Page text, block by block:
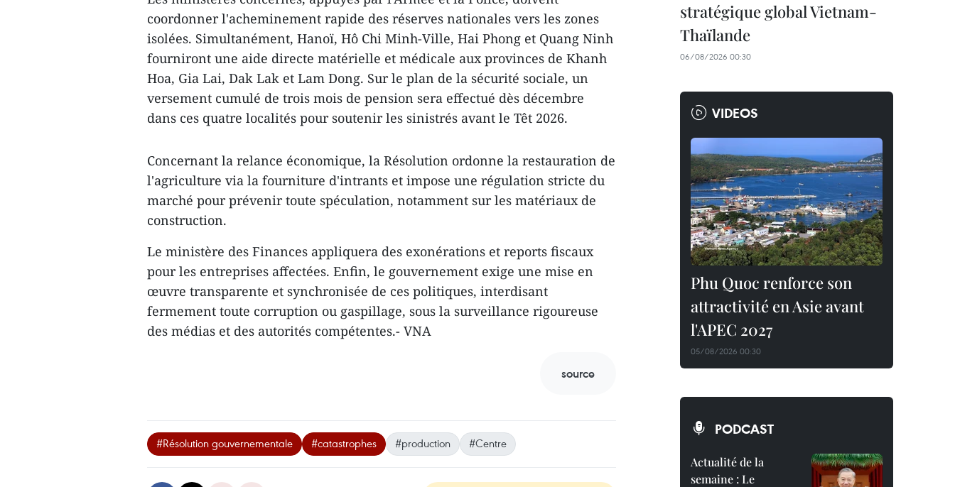
coordonner l'acheminement rapide des réserves nationales vers les zones
isolées. Simultanément, Hanoï, Hô Chi Minh-Ville, Hai Phong et Quang Ninh
fourniront une aide directe matérielle et médicale aux provinces de Khanh
Hoa, Gia Lai, Dak Lak et Lam Dong. Sur le plan de la sécurité sociale, un
versement cumulé de trois mois de pension sera effectué dès décembre
dans ces quatre localités pour soutenir les sinistrés avant le Têt 2026.
Concernant la relance économique, la Résolution ordonne la restauration de
l'agriculture via la fourniture d'intrants et impose une régulation stricte du
marché pour prévenir toute spéculation, notamment sur les matériaux de
construction.
Le ministère des Finances appliquera des exonérations et reports fiscaux
pour les entreprises affectées. Enfin, le gouvernement exige une mise en
œuvre transparente et synchronisée de ces politiques, interdisant
fermement toute corruption ou gaspillage, sous la surveillance rigoureuse
des médias et des autorités compétentes.- VNA
source
#Résolution gouvernementale #catastrophes #production #Centre
stratégique global Vietnam-
Thaïlande
06/08/2026 00:30
VIDEOS
Phu Quoc renforce son
attractivité en Asie avant
l'APEC 2027
05/08/2026 00:30
PODCAST
Actualité de la
semaine : Le